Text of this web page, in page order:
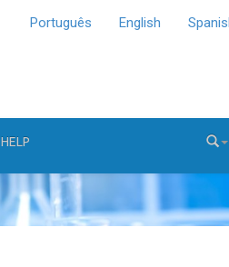
Português English
HELP